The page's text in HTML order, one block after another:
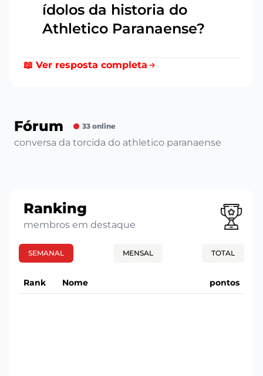
ídolos da historia do
Athletico Paranaense?
📖 Ver resposta completa
Fórum 33 online
conversa da torcida do athletico paranaense
Ranking
membros em destaque
SEMANAL MENSAL TOTAL
Rank Nome pontos